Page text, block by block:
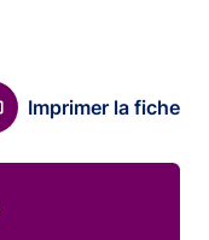
Imprimer la fiche